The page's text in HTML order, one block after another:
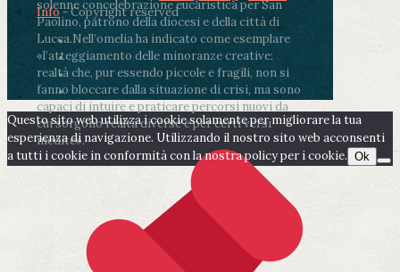
solenne concelebrazione eucaristica per San
Paolino, patrono della diocesi e della città di
Lucca.Nell’omelia ha indicato come esemplare
«l’atteggiamento delle minoranze creative:
realtà che, pur essendo piccole e fragili, non si
fanno bloccare dalla situazione di crisi, ma sono
capaci di intuire e praticare percorsi nuovi da
cui sorgono realtà diverse e per certi versi
inedite».
Info- Copyright reserved
Questo sito web utilizza i cookie solamente per migliorare la tua
esperienza di navigazione. Utilizzando il nostro sito web acconsenti
a tutti i cookie in conformità con la nostra policy per i cookie. Ok